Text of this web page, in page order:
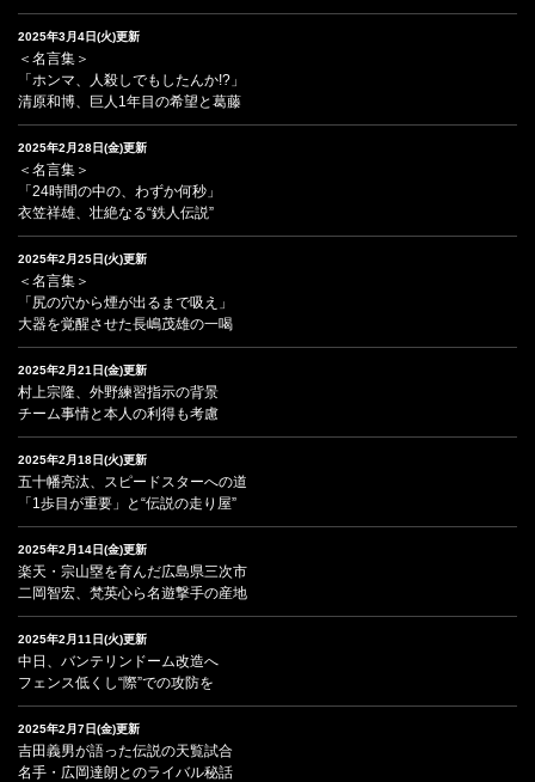
2025年3月4日(火)更新
＜名言集＞
「ホンマ、人殺しでもしたんか!?」
清原和博、巨人1年目の希望と葛藤
2025年2月28日(金)更新
＜名言集＞
「24時間の中の、わずか何秒」
衣笠祥雄、壮絶なる“鉄人伝説”
2025年2月25日(火)更新
＜名言集＞
「尻の穴から煙が出るまで吸え」
大器を覚醒させた長嶋茂雄の一喝
2025年2月21日(金)更新
村上宗隆、外野練習指示の背景
チーム事情と本人の利得も考慮
2025年2月18日(火)更新
五十幡亮汰、スピードスターへの道
「1歩目が重要」と“伝説の走り屋”
2025年2月14日(金)更新
楽天・宗山塁を育んだ広島県三次市
二岡智宏、梵英心ら名遊撃手の産地
2025年2月11日(火)更新
中日、バンテリンドーム改造へ
フェンス低くし“際”での攻防を
2025年2月7日(金)更新
吉田義男が語った伝説の天覧試合
名手・広岡達朗とのライバル秘話